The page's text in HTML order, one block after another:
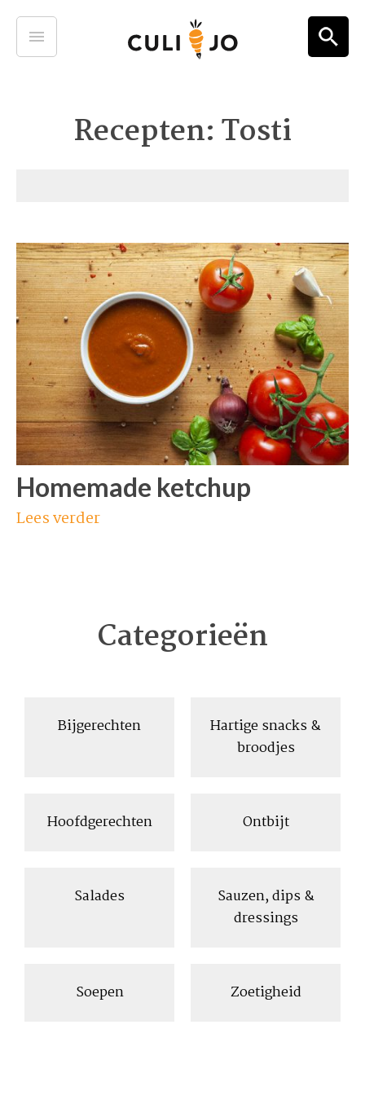
Recepten: Tosti
Homemade ketchup
Lees verder
Categorieën
Bijgerechten
Hartige snacks &
broodjes
Hoofdgerechten Ontbijt
Salades
Sauzen, dips &
dressings
Soepen Zoetigheid